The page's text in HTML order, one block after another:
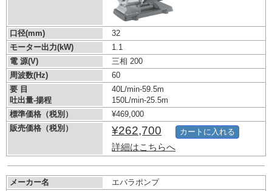
口径(mm)
32
モーター出力(kW)
1.1
電 源(V)
三相 200
周波数(Hz)
60
要 目
吐出量-揚程
40L/min-59.5m
150L/min-25.5m
標準価格（税別）
¥469,000
販売価格（税別）
¥262,700
詳細はこちらへ
カートに入れる
メーカー名
エバラポンプ